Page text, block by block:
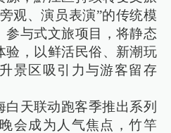
观、演员表演”的传统模
参与式文旅项目，将静态
验，以鲜活民俗、新潮玩
景区吸引力与游客留存
天联动跑客季推出系列
会成为人气焦点，竹竿